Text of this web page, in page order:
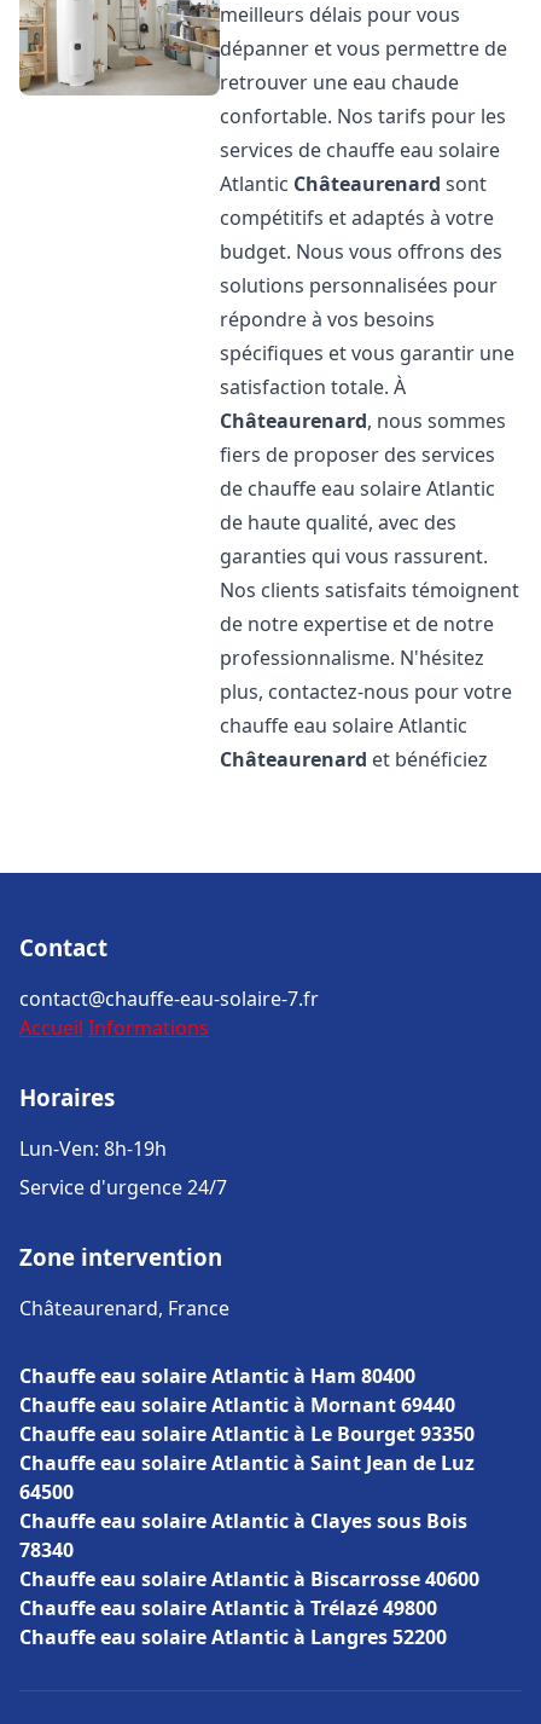
meilleurs délais pour vous
dépanner et vous permettre de
retrouver une eau chaude
confortable. Nos tarifs pour les
services de chauffe eau solaire
Atlantic Châteaurenard sont
compétitifs et adaptés à votre
budget. Nous vous offrons des
solutions personnalisées pour
répondre à vos besoins
spécifiques et vous garantir une
satisfaction totale. À
Châteaurenard, nous sommes
fiers de proposer des services
de chauffe eau solaire Atlantic
de haute qualité, avec des
garanties qui vous rassurent.
Nos clients satisfaits témoignent
de notre expertise et de notre
professionnalisme. N'hésitez
plus, contactez-nous pour votre
chauffe eau solaire Atlantic
Châteaurenard et bénéficiez
Contact
contact@chauffe-eau-solaire-7.fr
Accueil Informations
Horaires
Lun-Ven: 8h-19h
Service d'urgence 24/7
Zone intervention
Châteaurenard, France
Chauffe eau solaire Atlantic à Ham 80400
Chauffe eau solaire Atlantic à Mornant 69440
Chauffe eau solaire Atlantic à Le Bourget 93350
Chauffe eau solaire Atlantic à Saint Jean de Luz
64500
Chauffe eau solaire Atlantic à Clayes sous Bois
78340
Chauffe eau solaire Atlantic à Biscarrosse 40600
Chauffe eau solaire Atlantic à Trélazé 49800
Chauffe eau solaire Atlantic à Langres 52200